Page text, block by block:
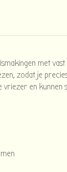
met
zodat je
en